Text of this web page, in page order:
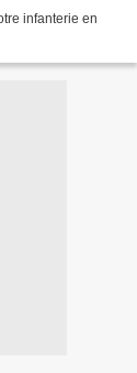
infanterie en